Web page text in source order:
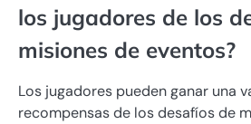
los jugadores de los
misiones de eventos?
Los jugadores pueden ganar una
recompensas de los desafíos de